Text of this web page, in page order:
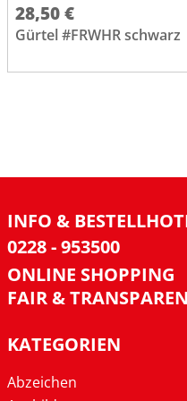
28,50 €
Gürtel #FRWHR schwarz
INFO &
0228 - 953500
ONLINE SHOPPING
FAIR &
KATEGORIEN
Abzeichen